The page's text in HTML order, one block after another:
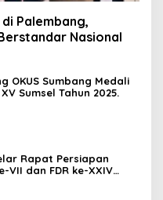
Palembang,
Nasional
OKUS Sumbang Medali
Sumsel Tahun 2025.
Rapat Persiapan
VII dan FDR ke-XXIV